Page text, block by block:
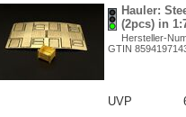
Hauler:
(2pcs) in
Hersteller-
GTIN
UVP